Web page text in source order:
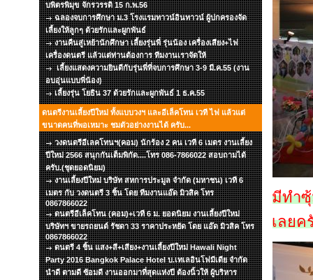
บพิตรพิมุข จักรวรรดิ 15 ก.พ.56
ฉลองจบการศึกษา ม.3 โรงแรมทาวน์อินทาวน์ ผู้ปกครองจัด
เลี้ยงให้ลูกๆ ด้วยรักและผูกพันธ์
งานคืนสู่เหย้านักศึกษา เลี้ยงรุ่นพี่ รุ่นน้อง เครื่องเสียง+ไฟ
เครื่องดนตรี แล้วแต่ท่านต้องการ ทีมงานเราจัดให้
เลี้ยงแสดงความยินดีกับรุ่นพี่ที่จบการศึกษา 3-9 มี.ค.55 (งาน
อบอุ่นแบบพี่น้อง)
เลี้ยงรุ่น โยธิน 37 ด้วยรักและผูกพันธ์ 1 ธ.ค.55
ดนตรีงานเลี้ยงปีใหม่ ทั้งแบบวงฯ และอีเล็คโทน เวที ไฟ แล้วแต่
ขนาดคนที่พอเหมาะ ชมตัวอย่างงานได้ ครับ...
วงดนตรีอีเลคโทนฯ(คอม) นักร้อง 2 คน เวที 6 เมตร งานเลี้ยง
ปีใหม่ 2566 สนุกกันเต็มพิกัด....โทร 086-7866022 สอบถามได้
ครับ.(ชุดยอดนิยม)
งานเลี้ยงปีใหม่ บริษัท สหการประมูล จำกัด (มหาชน) เวที 6
เมตร กับ วงดนตรี 3 ชิ้น โดย ทีมงานแอ๊ด มิวสิค โทร
0867866022
ดนตรีอีเล็คโทน (คอม)+เวที 6 ม. ยอดนิยม งานเลี้ยงปีใหม่
บริษัทฯ ขายรถยนต์ รัชดา 33 ราคาประหยัด โดย แอ๊ด มิวสิค โทร
0867866022
ดนตรี 4 ชิ้น แสง+สี+เสียง+งานเลี้ยงปีใหม่ Hawali Night
Party 2016 Bangkok Palace Hotel บ.เทเลอินโฟมีเดีย จำกัด
นำดี ตามดี ซ้อมดี งานออกมาที่สุดแห่งปี ต้องนิ้วให้ ผู้บริหาร
มีทำซุ้
เลยค